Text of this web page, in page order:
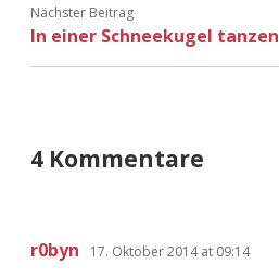
Nächster Beitrag
In einer Schneekugel tanzen
4 Kommentare
r0byn 17. Oktober 2014 at 09:14